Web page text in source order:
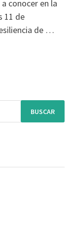
conocer en la
11 de
de …